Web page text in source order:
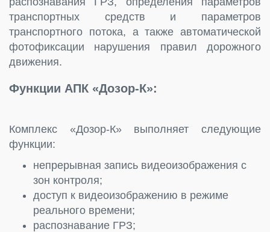
транспортных средств и параметров
транспортного потока, а также автоматической
фотофиксации нарушения правил дорожного
движения.
Функции АПК «Дозор-К»:
Комплекс «Дозор-К» выполняет следующие
функции:
непрерывная запись видеоизображения с
зон контроля;
доступ к видеоизображению в режиме
реального времени;
распознавание ГРЗ;